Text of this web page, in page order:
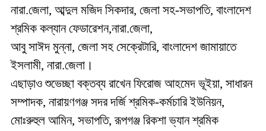
নারা.জেলা, আব্দুল মজিদ সিকদার, জেলা সহ-সভাপতি, বাংলাদেশ
শ্রমিক কল্যান ফেডারেশন,নারা.জেলা,
আবু সাঈদ মুন্না, জেলা সহ সেক্রেটারি, বাংলাদেশ জামায়াতে
ইসলামী, নারা.জেলা।
এছাড়াও শুভেচ্ছা বক্তব্য রাখেনফিরোজ আহমেদ ভূইয়া, সাধারন
সম্পাদক, নারায়ণগঞ্জ সদর দর্জি শ্রমিক-কর্মচারি ইউনিয়ন,
মোঃরুহুল আমিন, সভাপতি, রূপগঞ্জ রিকশা ভ্যান শ্রমিক